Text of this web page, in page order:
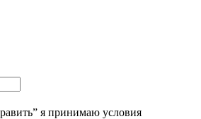
я принимаю условия